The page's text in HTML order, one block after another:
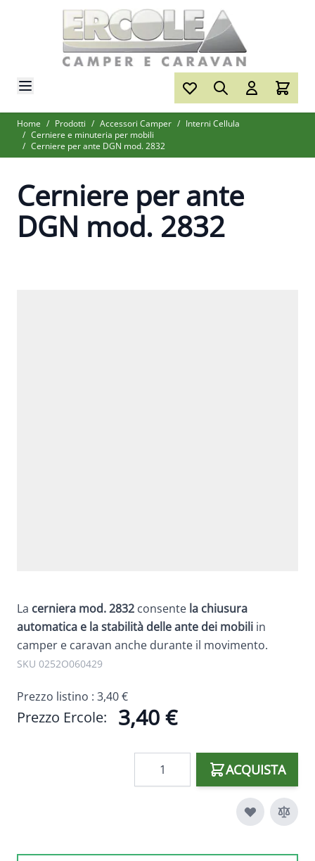
Salta al contenuto
Home / Prodotti / Accessori Camper / Interni Cellula
/ Cerniere e minuteria per mobili
/ Cerniere per ante DGN mod. 2832
Cerniere per ante
DGN mod. 2832
La cerniera mod. 2832 consente la chiusura
automatica e la stabilità delle ante dei mobili in
camper e caravan anche durante il movimento.
SKU 0252O060429
Prezzo listino : 3,40 €
Prezzo Ercole: 3,40 €
ACQUISTA